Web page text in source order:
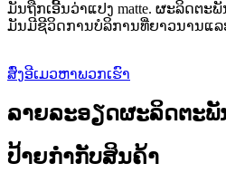
ມັນຖືກເອີ້ນວ່າແປງ matte. ຜະລິດຕະພັ
ມັນມີຊີວິດການບໍລິການທີ່ຍາວນານແລ
ສົ່ງອີເມວຫາພວກເຮົາ
ລາຍລະອຽດຜະລິດຕະພັ
ປ້າຍກຳກັບສິນຄ້າ